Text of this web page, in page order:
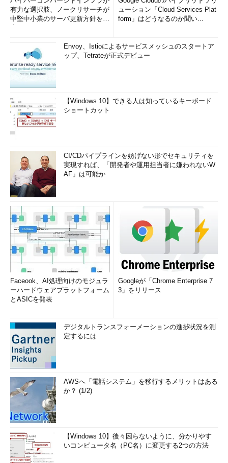
有力な選択肢、ノークリサーチが
中堅中小業のサーバ更新方針を調
ューション「Cloud Services Plat
form」はどうなるのか聞い...
Envoy、Istioによるサービスメッシュのスタートア
ップ、Tetrateが正式デビュー
【Windows 10】できる人は知っているキーボード
ショートカット
CI/CDパイプラインを妨げない形でセキュリティを
実現すれば、「開発者や運用担当者に嫌われないW
AF」は可能か
Faceook、AI処理向けのモジュラ
ーハードウェアプラットフォーム
とASICを発表
Googleが「Chrome Enterprise 7
3」をリリース
デジタルトランスフォーメーションの進捗状況を測
定するには
AWSへ「電話システム」を移行するメリットはある
か？ (1/2)
【Windows 10】後々困らないように、分かりやす
いコンピュータ名（PC名）に変更する2つの方法